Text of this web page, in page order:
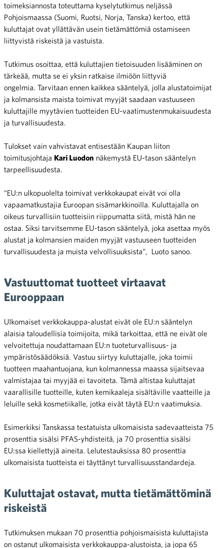
toimeksiannosta toteuttama kyselytutkimus neljässä
Pohjoismaassa (Suomi, Ruotsi, Norja, Tanska) kertoo, että
kuluttajat ovat yllättävän usein tietämättömiä ostamiseen
liittyvistä riskeistä ja vastuista.
Tutkimus osoittaa, että kuluttajien tietoisuuden lisääminen on
tärkeää, mutta se ei yksin ratkaise ilmiöön liittyviä
ongelmia. Tarvitaan ennen kaikkea sääntelyä, jolla alustatoimijat
ja kolmansista maista toimivat myyjät saadaan vastuuseen
kuluttajille myytävien tuotteiden EU-vaatimustenmukaisuudesta
ja turvallisuudesta.
Tulokset vain vahvistavat entisestään Kaupan liiton
toimitusjohtaja Kari Luodon näkemystä EU-tason sääntelyn
tarpeellisuudesta.
“EU:n ulkopuolelta toimivat verkkokaupat eivät voi olla
vapaamatkustajia Euroopan sisämarkkinoilla. Kuluttajalla on
oikeus turvallisiin tuotteisiin riippumatta siitä, mistä hän ne
ostaa. Siksi tarvitsemme EU-tason sääntelyä, joka asettaa myös
alustat ja kolmansien maiden myyjät vastuuseen tuotteiden
turvallisuudesta ja muista velvollisuuksista”, Luoto sanoo.
Vastuuttomat tuotteet virtaavat
Eurooppaan
Ulkomaiset verkkokauppa-alustat eivät ole EU:n sääntelyn
alaisia taloudellisia toimijoita, mikä tarkoittaa, että ne eivät ole
velvoitettuja noudattamaan EU:n tuoteturvallisuus- ja
ympäristösäädöksiä. Vastuu siirtyy kuluttajalle, joka toimii
tuotteen maahantuojana, kun kolmannessa maassa sijaitsevaa
valmistajaa tai myyjää ei tavoiteta. Tämä altistaa kuluttajat
vaarallisille tuotteille, kuten kemikaaleja sisältäville vaatteille ja
leluille sekä kosmetiikalle, jotka eivät täytä EU:n vaatimuksia.
Esimerkiksi Tanskassa testatuista ulkomaisista sadevaatteista 75
prosenttia sisälsi PFAS-yhdisteitä, ja 70 prosenttia sisälsi
EU:ssa kiellettyjä aineita. Lelutestauksissa 80 prosenttia
ulkomaisista tuotteista ei täyttänyt turvallisuusstandardeja.
Kuluttajat ostavat, mutta tietämättöminä
riskeistä
Tutkimuksen mukaan 70 prosenttia pohjoismaisista kuluttajista
on ostanut ulkomaisista verkkokauppa-alustoista, ja jopa 65